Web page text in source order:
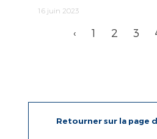
16 juin 2023
‹ 1 2 3
Retourner sur la page